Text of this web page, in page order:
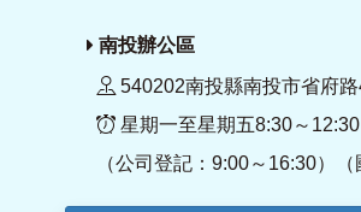
南投辦公區
540202南投縣南投市省府
星期一至星期五8:30～
（公司登記：9:00～16:30）（